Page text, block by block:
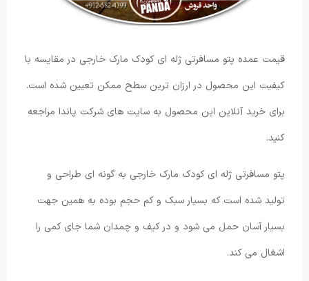
قیمت عمده پتو مسافرتی ژله ای کودک مارک خارجی در مقایسه با
کیفیت این محصول در ارزان ترین سطح ممکن تعیین شده است.
برای خرید آنلاین این محصول به سایت های شرکت پاندا مراجعه
کنید.
پتو مسافرتی ژله ای کودک مارک خارجی به گونه ای طراحی و
تولید شده است که بسیار سبک و کم حجم بوده به همین جهت
بسیار آسان حمل می شود و در کیف و چمدان شما جای کمی را
اشغال می کند.